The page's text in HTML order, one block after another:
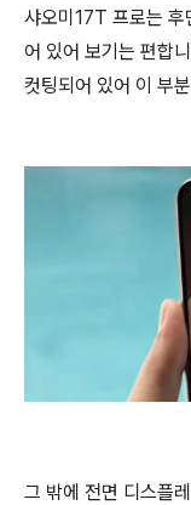
샤오미17T 프로는 후
어 있어 보기는 편합
컷팅되어 있어 이 부
그 밖에 전면 디스플